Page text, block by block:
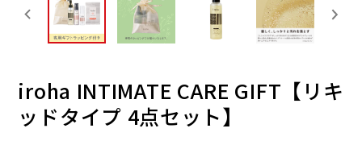
iroha INTIMATE CARE GIFT【リキ
ッドタイプ 4点セット】